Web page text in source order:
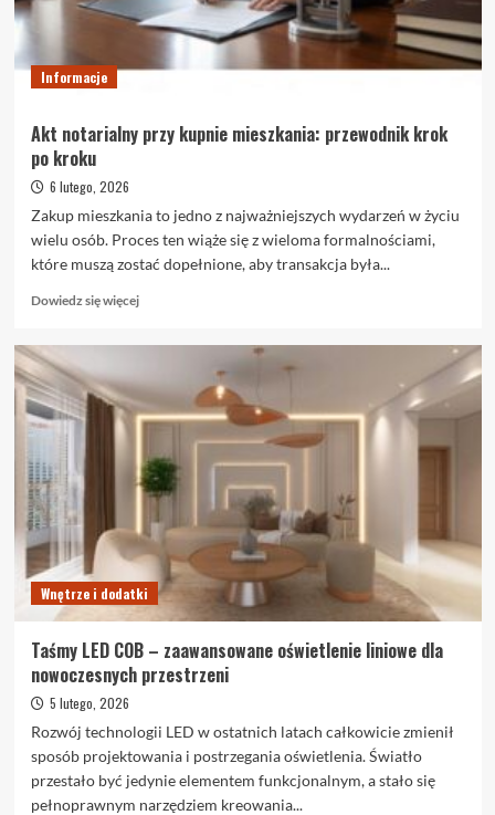
kiedy
je
Informacje
Akt notarialny przy kupnie mieszkania: przewodnik krok
po kroku
6 lutego, 2026
Zakup mieszkania to jedno z najważniejszych wydarzeń w życiu
wielu osób. Proces ten wiąże się z wieloma formalnościami,
które muszą zostać dopełnione, aby transakcja była...
Dowiedz się więcejDowiedz
Akt
notarialny
przy
mieszkania:
przewodnik
po
kroku
Wnętrze i dodatki
Taśmy LED COB – zaawansowane oświetlenie liniowe dla
nowoczesnych przestrzeni
5 lutego, 2026
Rozwój technologii LED w ostatnich latach całkowicie zmienił
sposób projektowania i postrzegania oświetlenia. Światło
przestało być jedynie elementem funkcjonalnym, a stało się
pełnoprawnym narzędziem kreowania...